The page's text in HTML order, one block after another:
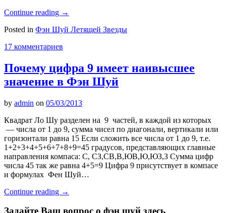
Continue reading →
Posted in Фэн Шуй Летящей Звезды
17 комментариев
Почему цифра 9 имеет наивысшее
значение в Фэн Шуй
by admin on 05/03/2013
Квадрат Ло Шу разделен на 9 частей, в каждой из которых
— числа от 1 до 9, сумма чисел по диагонали, вертикали или
горизонтали равна 15 Если сложить все числа от 1 до 9, т.е.
1+2+3+4+5+6+7+8+9=45 градусов, представляющих главные
направления компаса: С, СЗ,СВ,В,ЮВ,Ю,ЮЗ,З Сумма цифр
числа 45 так же равна 4+5=9 Цифра 9 присутствует в компасе
и формулах Фен Шуй…
Continue reading →
Задайте Ваш вопрос о фэн шуй здесь